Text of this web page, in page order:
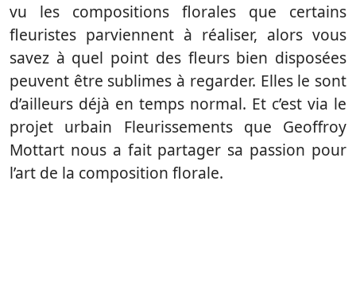
vu les compositions florales que certains
fleuristes parviennent à réaliser, alors vous
savez à quel point des fleurs bien disposées
peuvent être sublimes à regarder. Elles le sont
d’ailleurs déjà en temps normal. Et c’est via le
projet urbain Fleurissements que Geoffroy
Mottart nous a fait partager sa passion pour
l’art de la composition florale.